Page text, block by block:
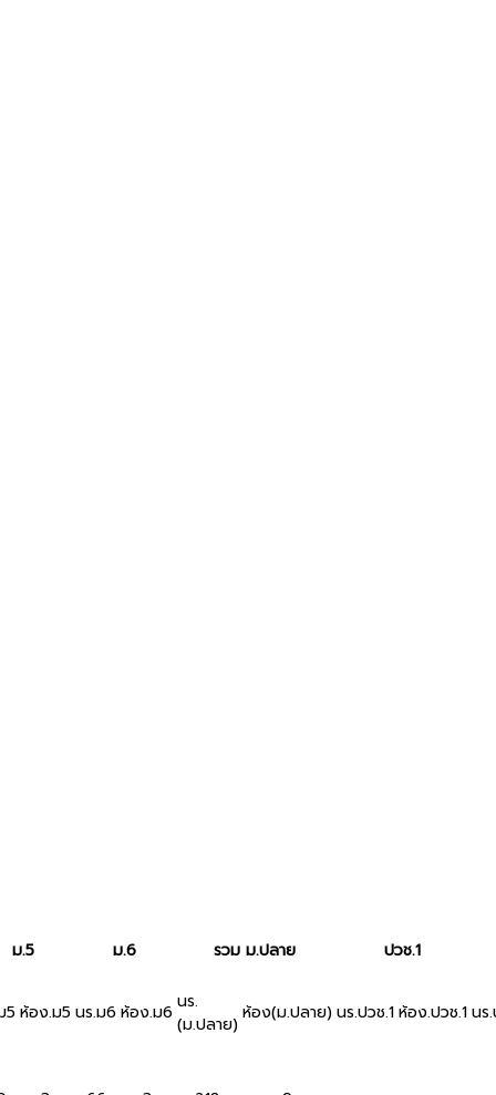
ม.5 ม.6 รวม ม.ปลาย ปวช.1
5 ห้อง.ม5 นร.ม6ห้อง.ม6นร.
(ม.ปลาย)
ห้อง(ม.ปลาย)นร.ปวช.1ห้อง.ปวช.1นร